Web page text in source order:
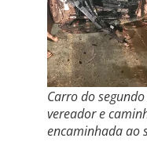
Carro do
vereador e
encaminhada ao